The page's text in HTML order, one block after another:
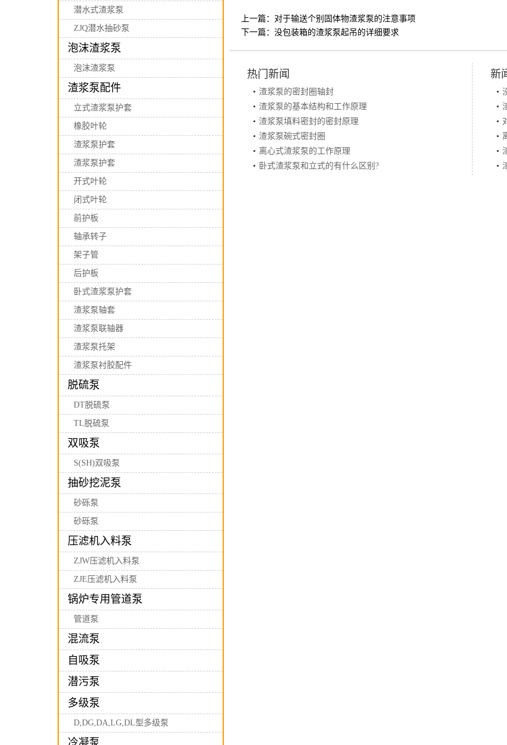
潜水式渣浆泵
ZJQ潜水抽砂泵
泡沫渣浆泵
泡沫渣浆泵
渣浆泵配件
立式渣浆泵护套
橡胶叶轮
渣浆泵护套
渣浆泵护套
开式叶轮
闭式叶轮
前护板
轴承转子
架子管
后护板
卧式渣浆泵护套
渣浆泵轴套
渣浆泵联轴器
渣浆泵托架
渣浆泵衬胶配件
脱硫泵
DT脱硫泵
TL脱硫泵
双吸泵
S(SH)双吸泵
抽砂挖泥泵
砂砾泵
砂砾泵
压滤机入料泵
ZJW压滤机入料泵
ZJE压滤机入料泵
锅炉专用管道泵
管道泵
混流泵
自吸泵
潜污泵
多级泵
D,DG,DA,LG,DL型多级泵
冷凝泵
上一篇： 对于输送个别固体物渣浆泵的注意事项
下一篇： 没包装箱的渣浆泵起吊的详细要求
热门新闻
• 渣浆泵的密封圈轴封
• 渣浆泵的基本结构和工作原理
• 渣浆泵填料密封的密封原理
• 渣浆泵碗式密封圈
• 离心式渣浆泵的工作原理
• 卧式渣浆泵和立式的有什么区别?
新
•
•
•
•
•
•